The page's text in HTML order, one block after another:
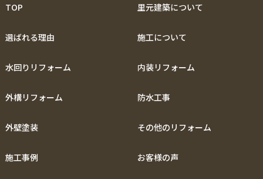
TOP 里元建築について
選ばれる理由 施工について
水回りリフォーム 内装リフォーム
外構リフォーム 防水工事
外壁塗装 その他のリフォーム
施工事例 お客様の声